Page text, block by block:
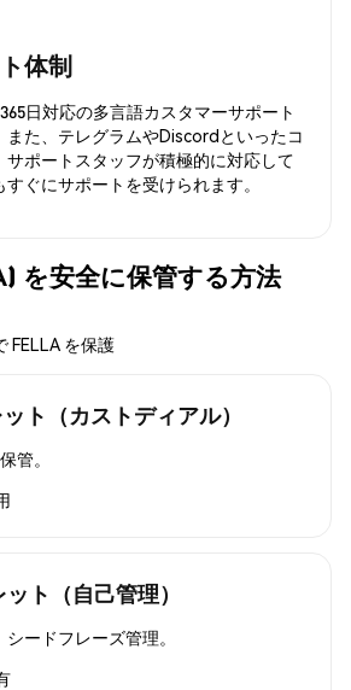
体制
日対応の多言語カスタマーサポート
また、テレグラムやDiscordといったコ
サポートスタッフが積極的に対応して
ぐにサポートを受けられます。
を安全に保管する方法
FELLA を保護
ト（カストディアル）
管。
ト（自己管理）
ードフレーズ管理。